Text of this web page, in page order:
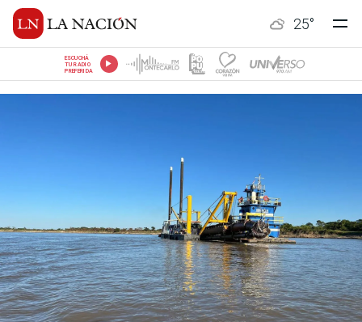
25°
ESCUCHÁ
TU RADIO
PREFERIDA